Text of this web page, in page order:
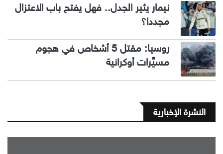
نيمار يثير الجدل.. فهل يفتح باب الاعتزال
مجددا؟
روسيا: مقتل 5 أشخاص في هجوم
مسيَّرات أوكرانية
النشرة الإخبارية